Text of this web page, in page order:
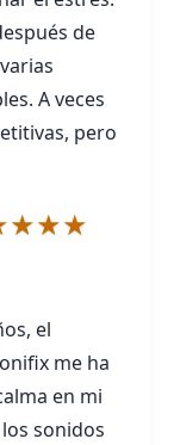
de
A veces
pero
el
me ha
en mi
sonidos